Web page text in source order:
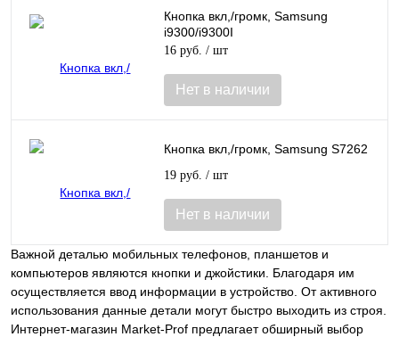
Кнопка вкл,/громк, Samsung
i9300/i9300I
16 руб. / шт
Нет в наличии
Кнопка вкл,/громк, Samsung S7262
19 руб. / шт
Нет в наличии
Важной деталью мобильных телефонов, планшетов и
компьютеров являются кнопки и джойстики. Благодаря им
осуществляется ввод информации в устройство. От активного
использования данные детали могут быстро выходить из строя.
Интернет-магазин Market-Prof предлагает обширный выбор